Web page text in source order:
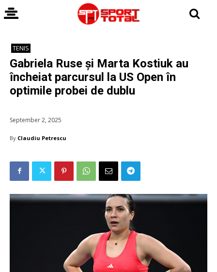
TENIS
Gabriela Ruse și Marta Kostiuk au
încheiat parcursul la US Open în
optimile probei de dublu
September 2, 2025
By Claudiu Petrescu